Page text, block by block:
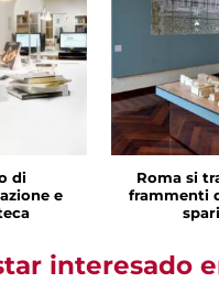
di
e
Roma si
frammenti
interesado